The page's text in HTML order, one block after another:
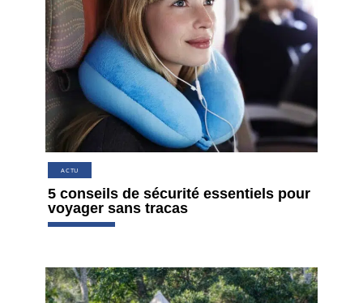
ACTU
5 conseils de sécurité essentiels pour
voyager sans tracas